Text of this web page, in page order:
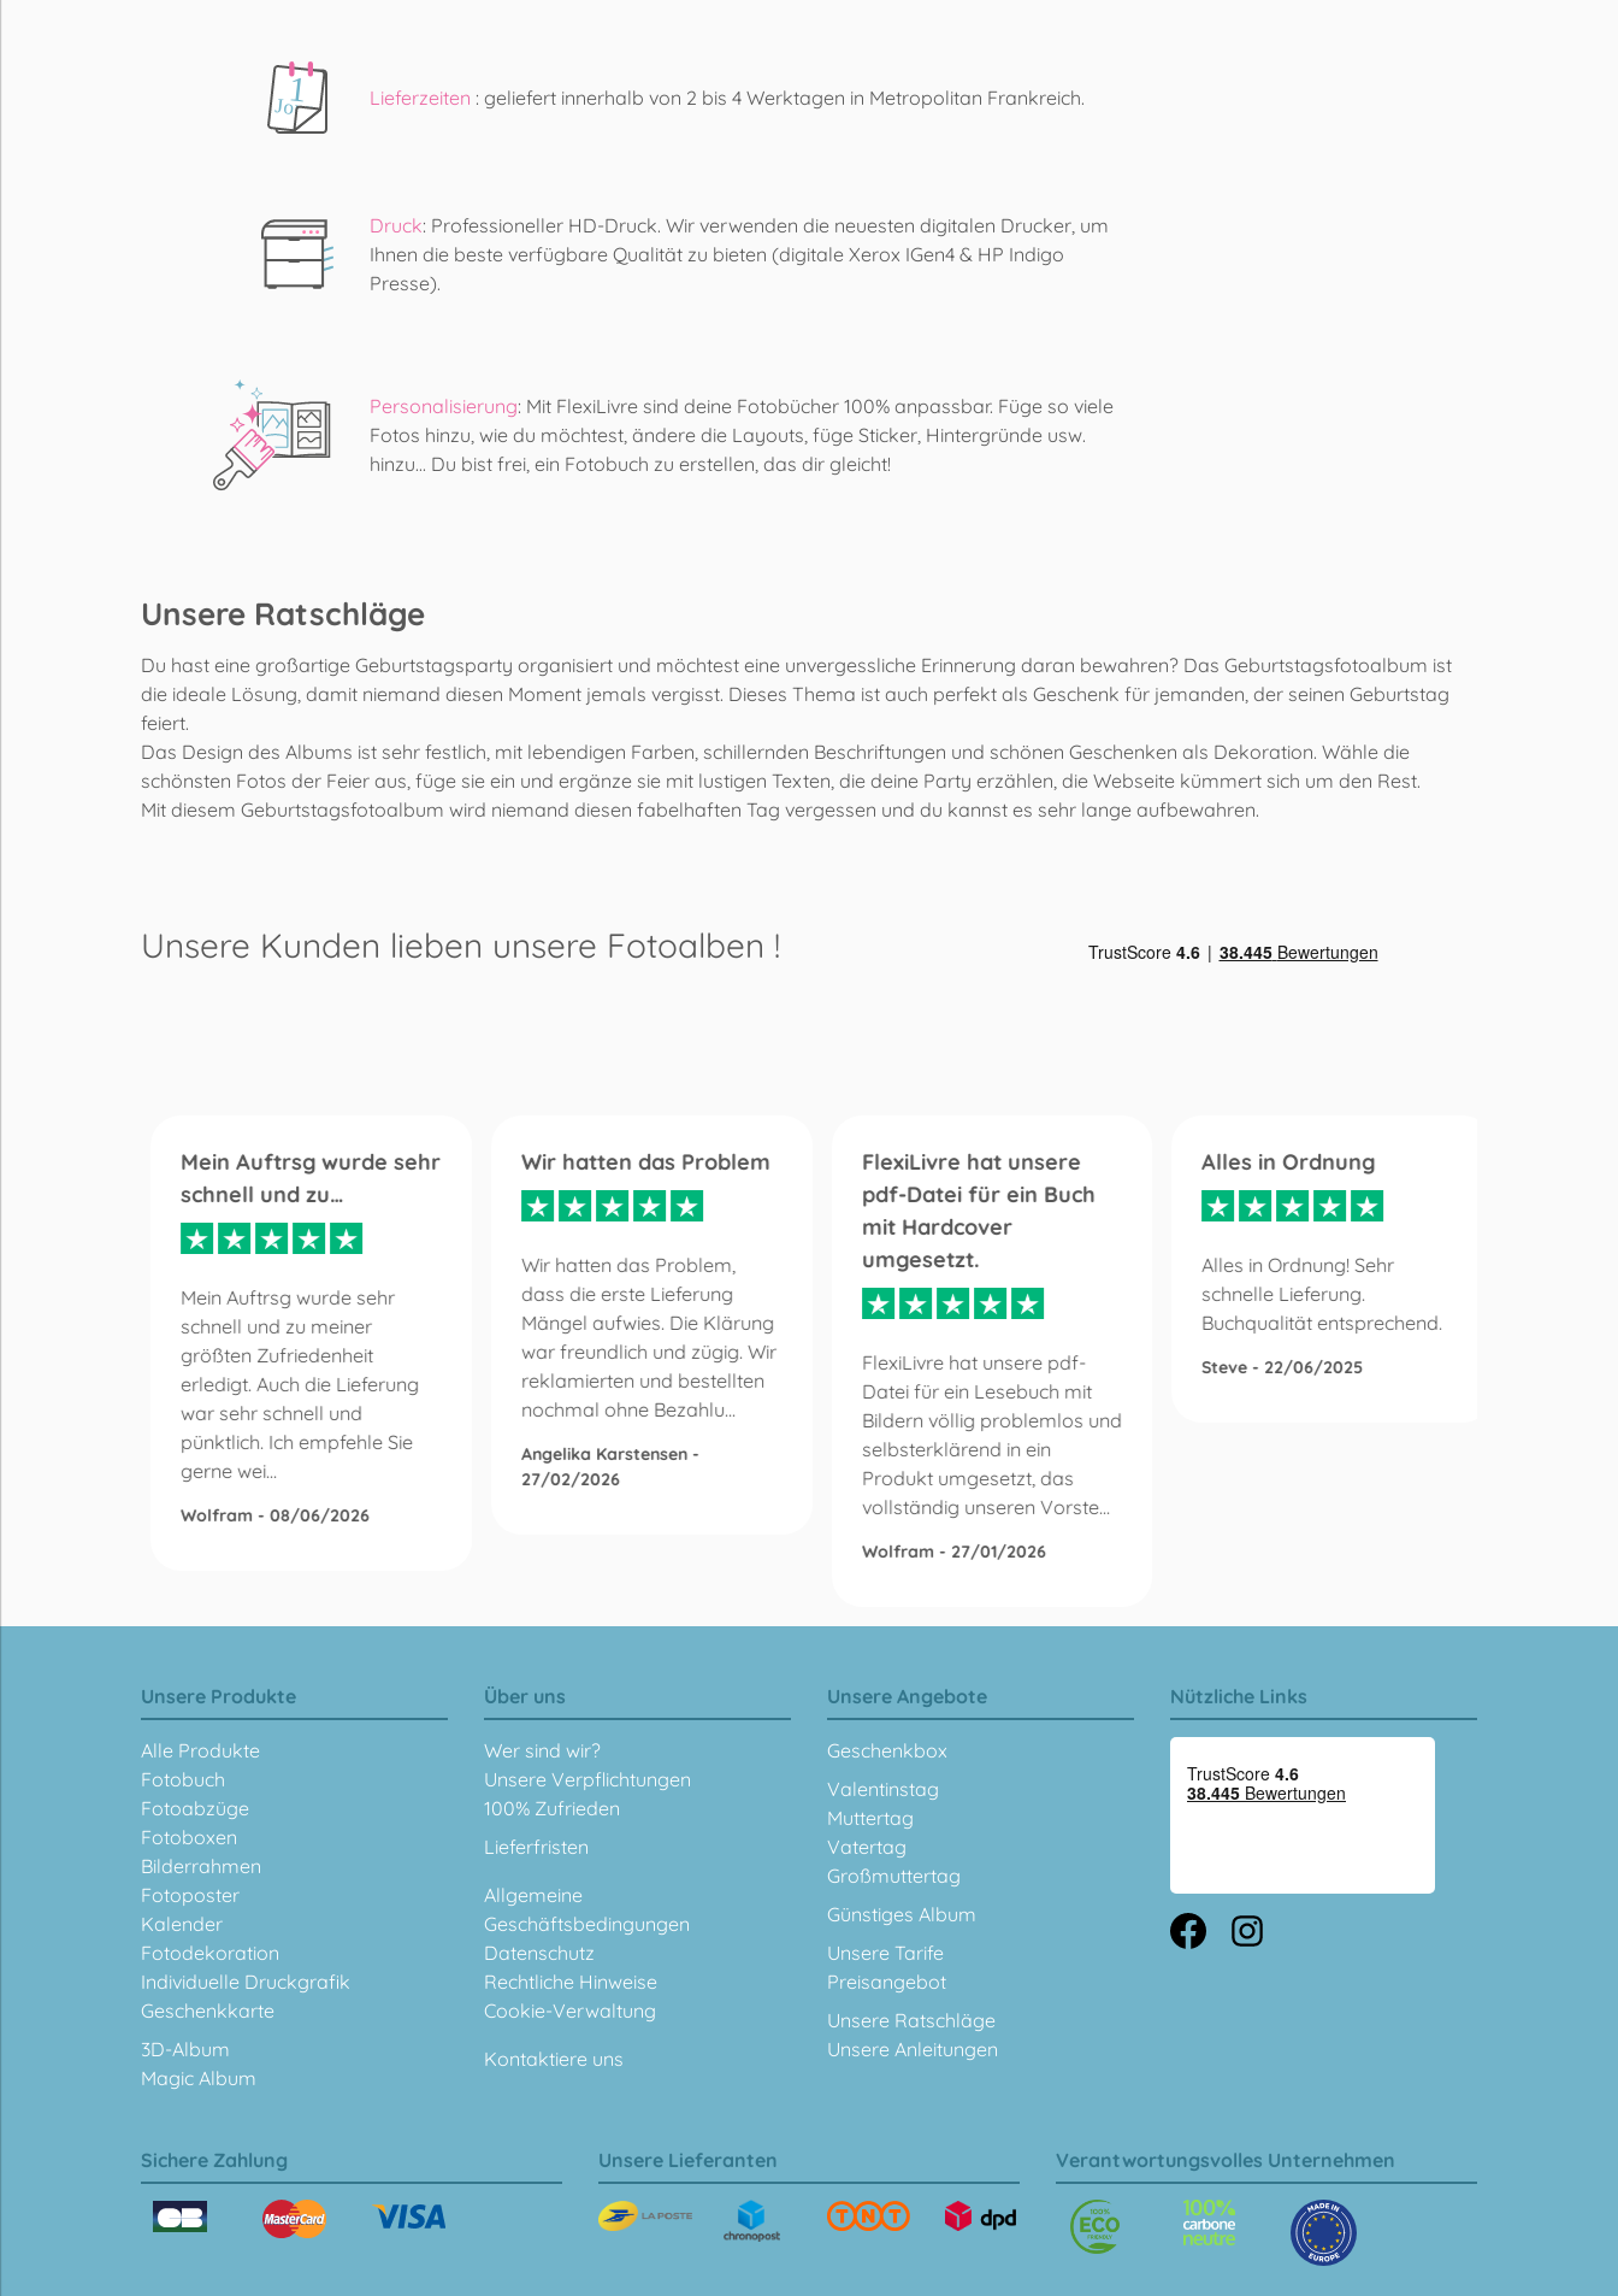
Lieferzeiten : geliefert innerhalb von 2 bis 4 Werktagen in Metropolitan Frankreich.
Druck: Professioneller HD-Druck. Wir verwenden die neuesten digitalen Drucker, um
Ihnen die beste verfügbare Qualität zu bieten (digitale Xerox IGen4 & HP Indigo
Presse).
Personalisierung: Mit FlexiLivre sind deine Fotobücher 100% anpassbar. Füge so viele
Fotos hinzu, wie du möchtest, ändere die Layouts, füge Sticker, Hintergründe usw.
hinzu... Du bist frei, ein Fotobuch zu erstellen, das dir gleicht!
Unsere Ratschläge
Du hast eine großartige Geburtstagsparty organisiert und möchtest eine unvergessliche Erinnerung daran bewahren? Das Geburtstagsfotoalbum ist
die ideale Lösung, damit niemand diesen Moment jemals vergisst. Dieses Thema ist auch perfekt als Geschenk für jemanden, der seinen Geburtstag
feiert.
Das Design des Albums ist sehr festlich, mit lebendigen Farben, schillernden Beschriftungen und schönen Geschenken als Dekoration. Wähle die
schönsten Fotos der Feier aus, füge sie ein und ergänze sie mit lustigen Texten, die deine Party erzählen, die Webseite kümmert sich um den Rest.
Mit diesem Geburtstagsfotoalbum wird niemand diesen fabelhaften Tag vergessen und du kannst es sehr lange aufbewahren.
Unsere Kunden lieben unsere Fotoalben !
Mein Auftrsg wurde sehr
schnell und zu…
Mein Auftrsg wurde sehr
schnell und zu meiner
größten Zufriedenheit
erledigt. Auch die Lieferung
war sehr schnell und
pünktlich. Ich empfehle Sie
gerne wei...
Wolfram - 08/06/2026
Wir hatten das Problem
Wir hatten das Problem,
dass die erste Lieferung
Mängel aufwies. Die Klärung
war freundlich und zügig. Wir
reklamierten und bestellten
nochmal ohne Bezahlu...
Angelika Karstensen -
27/02/2026
FlexiLivre hat unsere
pdf-Datei für ein Buch
mit Hardcover
umgesetzt.
FlexiLivre hat unsere pdf-
Datei für ein Lesebuch mit
Bildern völlig problemlos und
selbsterklärend in ein
Produkt umgesetzt, das
vollständig unseren Vorste...
Wolfram - 27/01/2026
Alles in Ordnung
Alles in Ordnung! Sehr
schnelle Lieferung.
Buchqualität entsprechend.
Steve - 22/06/2025
Unsere Produkte
Alle Produkte
Fotobuch
Fotoabzüge
Fotoboxen
Bilderrahmen
Fotoposter
Kalender
Fotodekoration
Individuelle Druckgrafik
Geschenkkarte
3D-Album
Magic Album
Über uns
Wer sind wir?
Unsere Verpflichtungen
100% Zufrieden
Lieferfristen
Allgemeine
Geschäftsbedingungen
Datenschutz
Rechtliche Hinweise
Cookie-Verwaltung
Kontaktiere uns
Unsere Angebote
Geschenkbox
Valentinstag
Muttertag
Vatertag
Großmuttertag
Günstiges Album
Unsere Tarife
Preisangebot
Unsere Ratschläge
Unsere Anleitungen
Nützliche Links
Sichere Zahlung Unsere Lieferanten Verantwortungsvolles Unternehmen